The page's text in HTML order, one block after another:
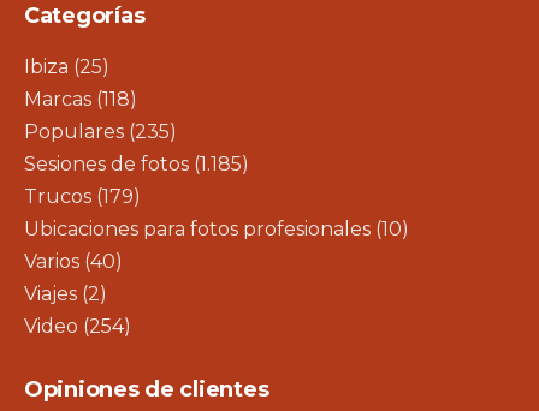
Categorías
Ibiza (25)
Marcas (118)
Populares (235)
Sesiones de fotos (1.185)
Trucos (179)
Ubicaciones para fotos profesionales (10)
Varios (40)
Viajes (2)
Video (254)
Opiniones de clientes